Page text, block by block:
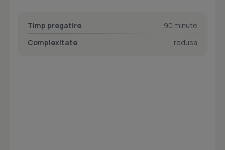
Timp pregatire
90 minute
Complexitate
redusa